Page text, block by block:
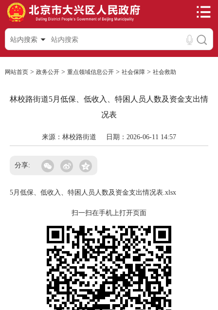
站内搜索
网站首页 > 政务公开 > 重点领域信息公开 > 社会保障 > 社会救助
林校路街道5月低保、低收入、特困人员人数及资金支出情
况表
来源：林校路街道 日期：2026-06-11 14:57
分享:
5月低保、低收入、特困人员人数及资金支出情况表.xlsx
扫一扫在手机上打开页面